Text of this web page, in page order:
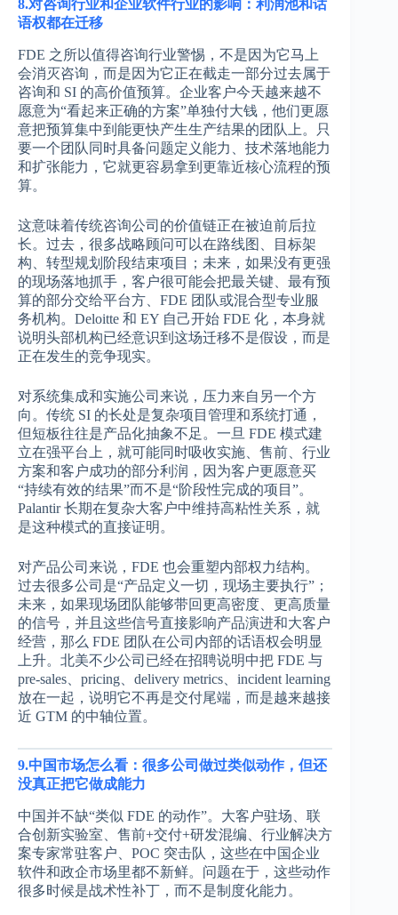
8.对咨询行业和企业软件行业的影响：利润池和话
语权都在迁移
FDE 之所以值得咨询行业警惕，不是因为它马上
会消灭咨询，而是因为它正在截走一部分过去属于
咨询和 SI 的高价值预算。企业客户今天越来越不
愿意为“看起来正确的方案”单独付大钱，他们更愿
意把预算集中到能更快产生生产结果的团队上。只
要一个团队同时具备问题定义能力、技术落地能力
和扩张能力，它就更容易拿到更靠近核心流程的预
算。
这意味着传统咨询公司的价值链正在被迫前后拉
长。过去，很多战略顾问可以在路线图、目标架
构、转型规划阶段结束项目；未来，如果没有更强
的现场落地抓手，客户很可能会把最关键、最有预
算的部分交给平台方、FDE 团队或混合型专业服
务机构。Deloitte 和 EY 自己开始 FDE 化，本身就
说明头部机构已经意识到这场迁移不是假设，而是
正在发生的竞争现实。
对系统集成和实施公司来说，压力来自另一个方
向。传统 SI 的长处是复杂项目管理和系统打通，
但短板往往是产品化抽象不足。一旦 FDE 模式建
立在强平台上，就可能同时吸收实施、售前、行业
方案和客户成功的部分利润，因为客户更愿意买
“持续有效的结果”而不是“阶段性完成的项目”。
Palantir 长期在复杂大客户中维持高粘性关系，就
是这种模式的直接证明。
对产品公司来说，FDE 也会重塑内部权力结构。
过去很多公司是“产品定义一切，现场主要执行”；
未来，如果现场团队能够带回更高密度、更高质量
的信号，并且这些信号直接影响产品演进和大客户
经营，那么 FDE 团队在公司内部的话语权会明显
上升。北美不少公司已经在招聘说明中把 FDE 与
pre-sales、pricing、delivery metrics、incident learning
放在一起，说明它不再是交付尾端，而是越来越接
近 GTM 的中轴位置。
9.中国市场怎么看：很多公司做过类似动作，但还
没真正把它做成能力
中国并不缺“类似 FDE 的动作”。大客户驻场、联
合创新实验室、售前+交付+研发混编、行业解决方
案专家常驻客户、POC 突击队，这些在中国企业
软件和政企市场里都不新鲜。问题在于，这些动作
很多时候是战术性补丁，而不是制度化能力。